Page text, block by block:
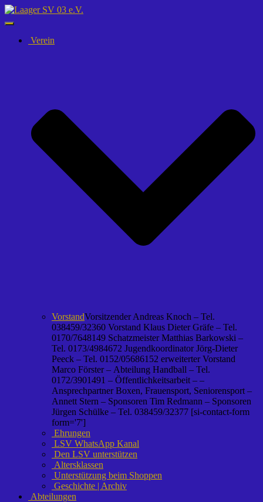
Navigation
umschalten
Verein
VorstandVorsitzender Andreas Knoch – Tel.
038459/32360 Vorstand Klaus Dieter Gräfe – Tel.
0170/7648149 Schatzmeister Matthias Barkowski –
Tel. 0173/4984672 Jugendkoordinator Jörg-Dieter
Peeck – Tel. 0152/05686152 erweiterter Vorstand
Marco Förster – Abteilung Handball – Tel.
0172/3901491 – Öffentlichkeitsarbeit – –
Ansprechpartner Boxen, Frauensport, Seniorensport –
Annett Stern – Sponsoren Tim Redmann – Sponsoren
Jürgen Schülke – Tel. 038459/32377 [si-contact-form
form='7']
Ehrungen
LSV WhatsApp Kanal
Den LSV unterstützen
Altersklassen
Unterstützung beim Shoppen
Geschichte | Archiv
Abteilungen